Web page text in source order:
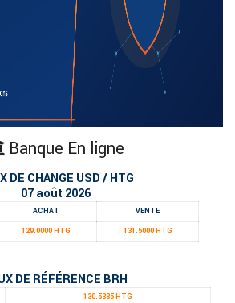
Banque En ligne
DE CHANGE USD / HTG
07 août 2026
ACHAT
VENTE
129.0000 HTG 131.5000 HTG
DE RÉFÉRENCE BRH
130.5385 HTG